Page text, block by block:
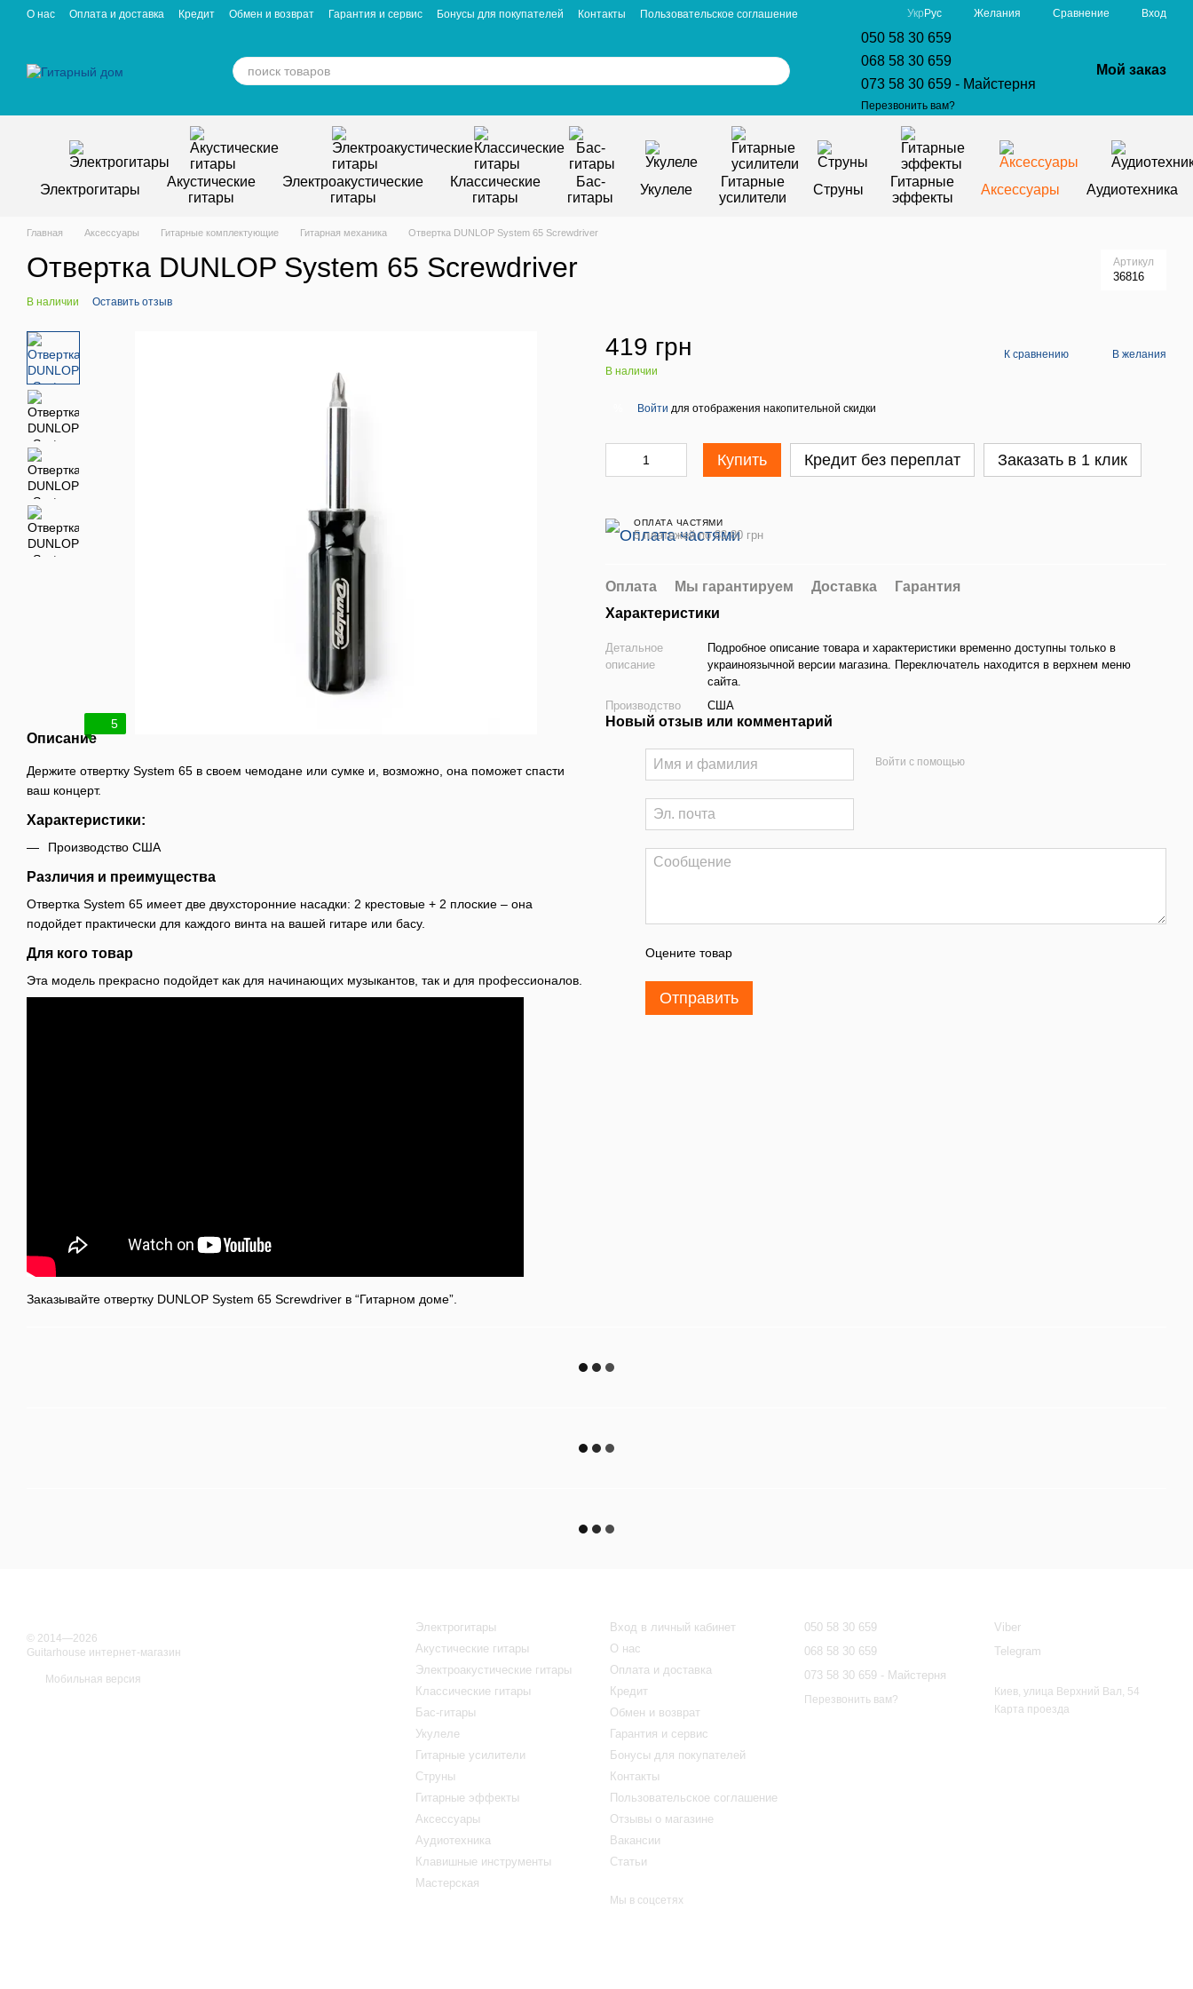
Перейти к основному контенту
О нас Оплата и доставка Кредит Обмен и возврат Гарантия и сервис Бонусы для покупателей Контакты
Пользовательское соглашение
Укр Рус Желания Сравнение Вход
050 58 30 659
068 58 30 659
073 58 30 659 - Майстерня
Перезвонить вам?
Мой заказ
Электрогитары
Акустические
гитары
Электроакустические
гитары
Классические
гитары
Бас-
гитары
Укулеле
Гитарные
усилители
Струны
Гитарные
эффекты
Аксессуары Аудиотехника
Главная Аксессуары Гитарные комплектующие Гитарная механика Отвертка DUNLOP System 65 Screwdriver
Отвертка DUNLOP System 65 Screwdriver Артикул
36816
В наличии Оставить отзыв
5
Описание
Держите отвертку System 65 в своем чемодане или сумке и, возможно, она поможет спасти
ваш концерт.
Характеристики:
Производство США
Различия и преимущества
Отвертка System 65 имеет две двухсторонние насадки: 2 крестовые + 2 плоские – она
подойдет практически для каждого винта на вашей гитаре или басу.
Для кого товар
Эта модель прекрасно подойдет как для начинающих музыкантов, так и для профессионалов.
Заказывайте отвертку DUNLOP System 65 Screwdriver в “Гитарном доме”.
419 грн
В наличии
К сравнению В желания
Войти для отображения накопительной скидки
Купить Кредит без переплат Заказать в 1 клик
ОПЛАТА ЧАСТЯМИ
5 платежей по 83.80 грн
Оплата Мы гарантируем Доставка
Гарантия
Характеристики
Детальное
описание
Подробное описание товара и характеристики временно доступны только в
украиноязычной версии магазина. Переключатель находится в верхнем меню
сайта.
Производство
США
Новый отзыв или комментарий
Войти с помощью
Оцените товар
Отправить
© 2014—2026
Guitarhouse интернет-магазин
Мобильная версия
Электрогитары
Акустические гитары
Электроакустические гитары
Классические гитары
Бас-гитары
Укулеле
Гитарные усилители
Струны
Гитарные эффекты
Аксессуары
Аудиотехника
Клавишные инструменты
Мастерская
Вход в личный кабинет
О нас
Оплата и доставка
Кредит
Обмен и возврат
Гарантия и сервис
Бонусы для покупателей
Контакты
Пользовательское соглашение
Отзывы о магазине
Вакансии
Статьи
Мы в соцсетях
050 58 30 659
068 58 30 659
073 58 30 659 - Майстерня
Перезвонить вам?
Viber
Telegram
Киев, улица Верхний Вал, 54
Карта проезда